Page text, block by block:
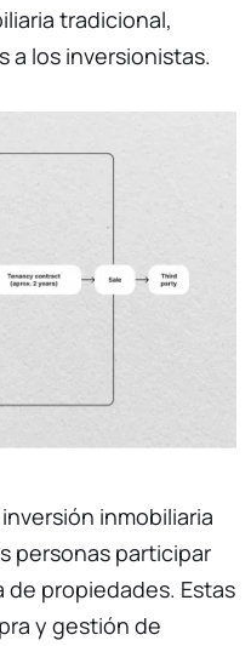
tradicional,
a los inversionistas.
inmobiliaria
personas participar
propiedades. Estas
y gestión de